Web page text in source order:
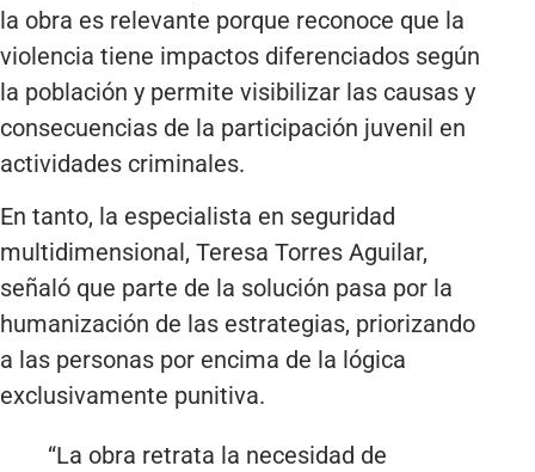
la obra es relevante porque reconoce que la
violencia tiene impactos diferenciados según
la población y permite visibilizar las causas y
consecuencias de la participación juvenil en
actividades criminales.
En tanto, la especialista en seguridad
multidimensional, Teresa Torres Aguilar,
señaló que parte de la solución pasa por la
humanización de las estrategias, priorizando
a las personas por encima de la lógica
exclusivamente punitiva.
“La obra retrata la necesidad de